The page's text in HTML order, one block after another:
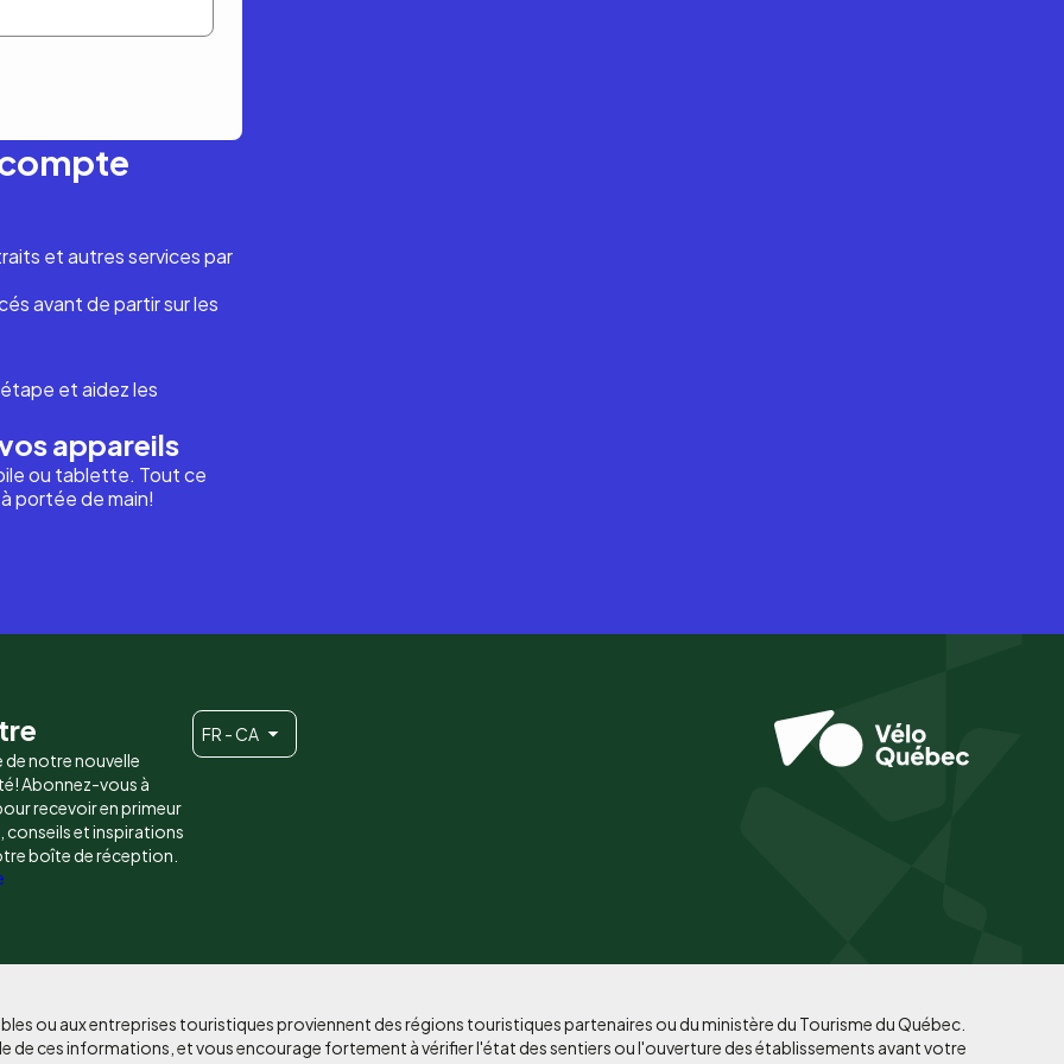
et autres services par
avant de partir sur les
et aidez les
appareils
ou tablette. Tout ce
portée de main!
de notre nouvelle
Abonnez-vous à
recevoir en primeur
conseils et inspirations
boîte de réception.
FR - CA
ou aux entreprises touristiques proviennent des régions touristiques partenaires ou du ministère du Tourisme du Québec.
de ces informations, et vous encourage fortement à vérifier l'état des sentiers ou l'ouverture des établissements avant votre